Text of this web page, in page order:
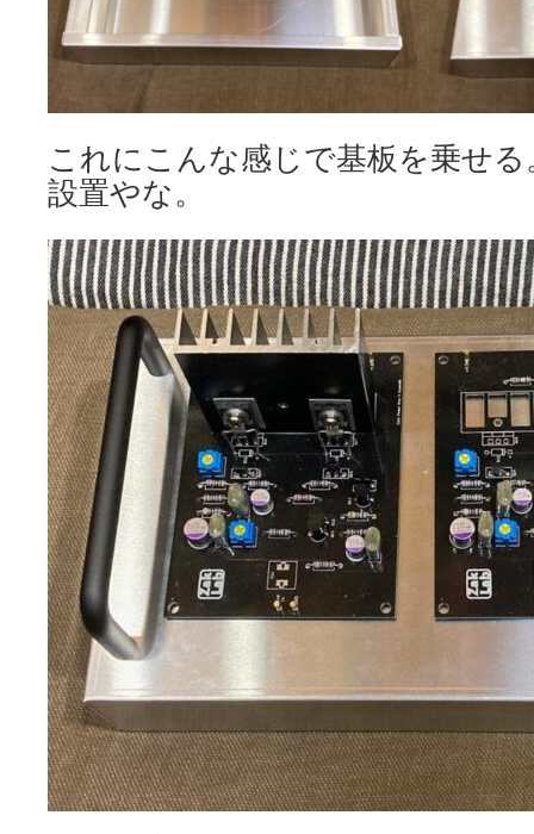
これにこんな感じで基板を乗せ
設置やな。